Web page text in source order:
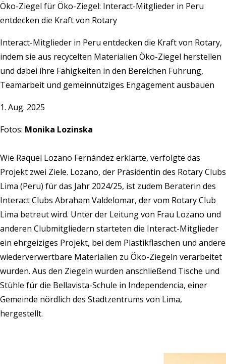
Öko-Ziegel für Öko-Ziegel: Interact-Mitglieder in Peru
entdecken die Kraft von Rotary
Interact-Mitglieder in Peru entdecken die Kraft von Rotary,
indem sie aus recycelten Materialien Öko-Ziegel herstellen
und dabei ihre Fähigkeiten in den Bereichen Führung,
Teamarbeit und gemeinnütziges Engagement ausbauen
1. Aug. 2025
Fotos: Monika Lozinska
Wie Raquel Lozano Fernández erklärte, verfolgte das
Projekt zwei Ziele. Lozano, der Präsidentin des Rotary Clubs
Lima (Peru) für das Jahr 2024/25, ist zudem Beraterin des
Interact Clubs Abraham Valdelomar, der vom Rotary Club
Lima betreut wird. Unter der Leitung von Frau Lozano und
anderen Clubmitgliedern starteten die Interact-Mitglieder
ein ehrgeiziges Projekt, bei dem Plastikflaschen und andere
wiederverwertbare Materialien zu Öko-Ziegeln verarbeitet
wurden. Aus den Ziegeln wurden anschließend Tische und
Stühle für die Bellavista-Schule in Independencia, einer
Gemeinde nördlich des Stadtzentrums von Lima,
hergestellt.